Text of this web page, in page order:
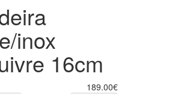
inox
16cm
189.00€